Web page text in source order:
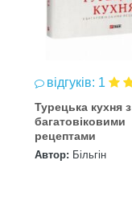
відгуків: 1
Турецька кухня з
багатовіковими
рецептами
Автор: Більгін